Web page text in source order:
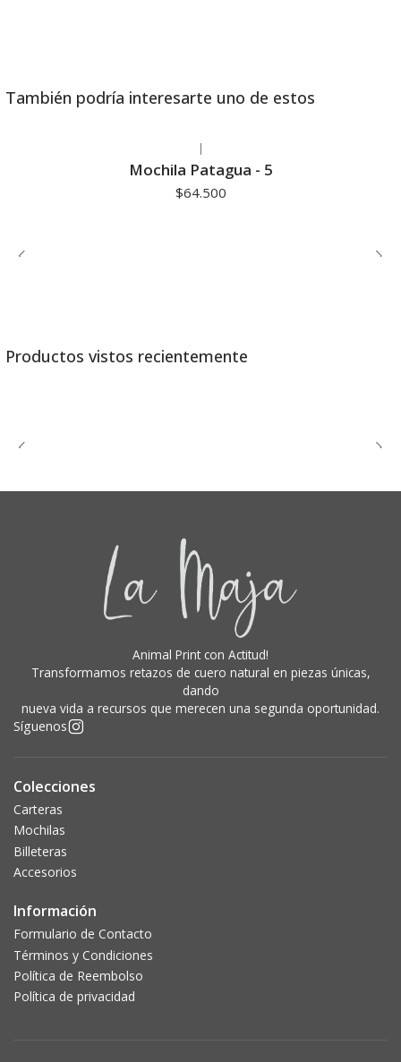
También podría interesarte uno de estos
|
Mochila Patagua - 5
$64.500
Productos vistos recientemente
Animal Print con Actitud!
Transformamos retazos de cuero natural en piezas únicas,
dando
nueva vida a recursos que merecen una segunda oportunidad.
Síguenos
Colecciones
Carteras
Mochilas
Billeteras
Accesorios
Información
Formulario de Contacto
Términos y Condiciones
Política de Reembolso
Política de privacidad